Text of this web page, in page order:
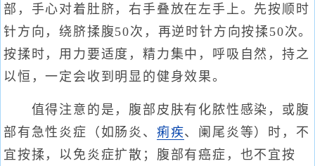
部，手心对着肚脐，右手叠放在左手上。先按顺时
针方向，绕脐揉腹50次，再逆时针方向按揉50次。
按揉时，用力要适度，精力集中，呼吸自然，持之
以恒，一定会收到明显的健身效果。
值得注意的是，腹部皮肤有化脓性感染，或腹
部有急性炎症（如肠炎、 痢疾、阑尾炎等）时，不
宜按揉，以免炎症扩散；腹部有癌症，也不宜按